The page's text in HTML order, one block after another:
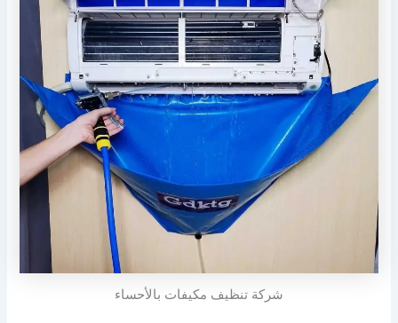
شركة تنظيف مكيفات بالأحساء